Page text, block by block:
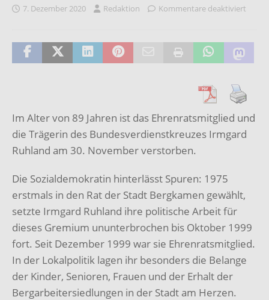
7. Dezember 2020 Redaktion Kommentare deaktiviert
Im Alter von 89 Jahren ist das Ehrenratsmitglied und
die Trägerin des Bundesverdienstkreuzes Irmgard
Ruhland am 30. November verstorben.
Die Sozialdemokratin hinterlässt Spuren: 1975
erstmals in den Rat der Stadt Bergkamen gewählt,
setzte Irmgard Ruhland ihre politische Arbeit für
dieses Gremium ununterbrochen bis Oktober 1999
fort. Seit Dezember 1999 war sie Ehrenratsmitglied.
In der Lokalpolitik lagen ihr besonders die Belange
der Kinder, Senioren, Frauen und der Erhalt der
Bergarbeitersiedlungen in der Stadt am Herzen.